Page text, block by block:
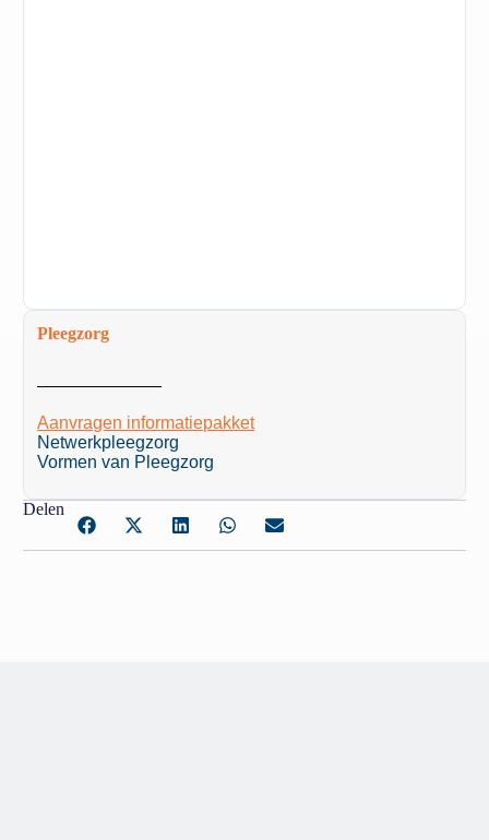
Pleegzorg
Aanvragen informatiepakket
Netwerkpleegzorg
Vormen van Pleegzorg
Delen